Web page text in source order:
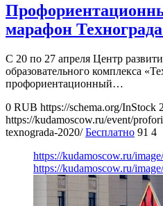
марафон
С 20 по 27 апреля Центр
образовательного комплекса
профориентационный…
0 RUB https://schema.org/InStock
https://kudamoscow.ru/event/
texnograda-2020/ Бесплатно 91 4
https://kudamoscow.ru/
https://kudamoscow.ru/